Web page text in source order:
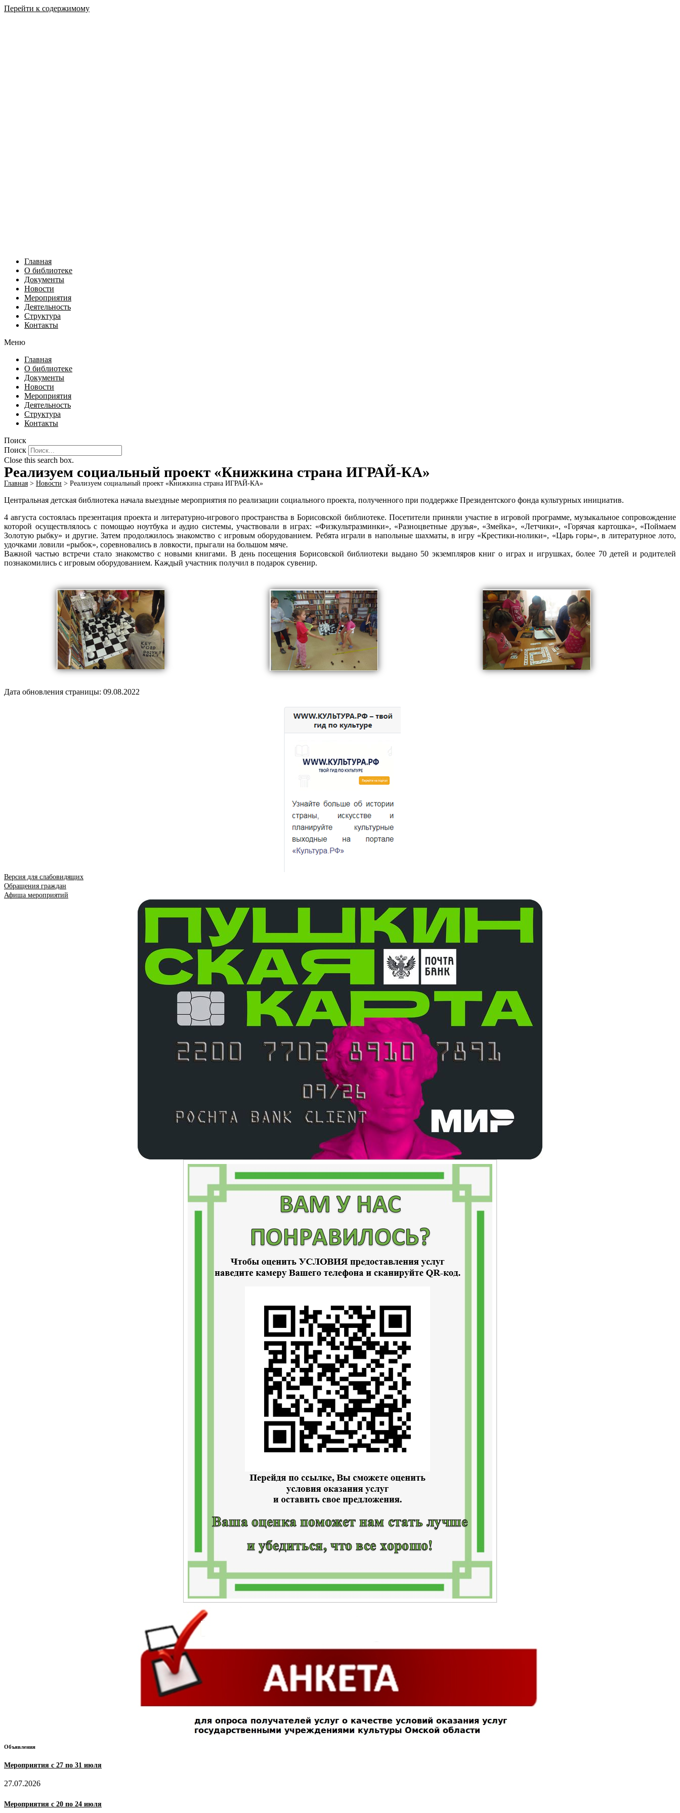
Перейти к содержимому
Главная
О библиотеке
Документы
Новости
Мероприятия
Деятельность
Структура
Контакты
Меню
Главная
О библиотеке
Документы
Новости
Мероприятия
Деятельность
Структура
Контакты
Поиск
Поиск
Close this search box.
Реализуем социальный проект «Книжкина страна ИГРАЙ-КА»
Главная > Новости > Реализуем социальный проект «Книжкина страна ИГРАЙ-КА»
Центральная детская библиотека начала выездные мероприятия по реализации социального проекта, полученного при поддержке Президентского фонда культурных инициатив.
4 августа состоялась презентация проекта и литературно-игрового пространства в Борисовской библиотеке. Посетители приняли участие в игровой программе, музыкальное сопровождение
которой осуществлялось с помощью ноутбука и аудио системы, участвовали в играх: «Физкультразминки», «Разноцветные друзья», «Змейка», «Летчики», «Горячая картошка», «Поймаем
Золотую рыбку» и другие. Затем продолжилось знакомство с игровым оборудованием. Ребята играли в напольные шахматы, в игру «Крестики-нолики», «Царь горы», в литературное лото,
удочками ловили «рыбок», соревновались в ловкости, прыгали на большом мяче.
Важной частью встречи стало знакомство с новыми книгами. В день посещения Борисовской библиотеки выдано 50 экземпляров книг о играх и игрушках, более 70 детей и родителей
познакомились с игровым оборудованием. Каждый участник получил в подарок сувенир.
Дата обновления страницы: 09.08.2022
Версия для слабовидящих
Обращения граждан
Афиша мероприятий
Объявления
Мероприятия с 27 по 31 июля
27.07.2026
Мероприятия с 20 по 24 июля